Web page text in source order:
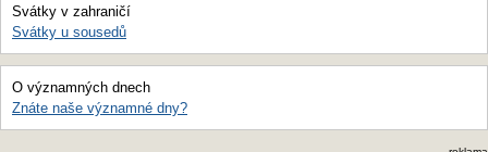
Svátky v zahraničí
Svátky u sousedů
O významných dnech
Znáte naše významné dny?